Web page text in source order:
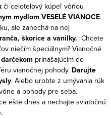
či celotelový kúpeľ vôňou
mydlom VESELÉ VIANOCE.
ale zanechá na nej
škorice a vanilky. Chcete
niečím špeciálnym? Vianočné
prinášajúcim do
vianočnej pohody. Darujte
. Alebo urobte z umývania rúk
a pohody pre seba.
ešte dnes a nechajte sviatočnú